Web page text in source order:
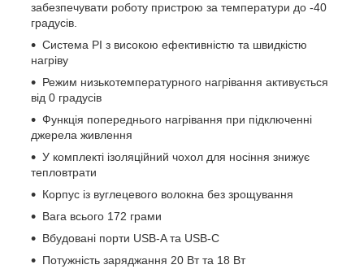
забезпечувати роботу пристрою за температури до -40
градусів.
Система PI з високою ефективністю та швидкістю
нагріву
Режим низькотемпературного нагрівання активується
від 0 градусів
Функція попереднього нагрівання при підключенні
джерела живлення
У комплекті ізоляційний чохол для носіння знижує
тепловтрати
Корпус із вуглецевого волокна без зрощування
Вага всього 172 грами
Вбудовані порти USB-A та USB-C
Потужність заряджання 20 Вт та 18 Вт